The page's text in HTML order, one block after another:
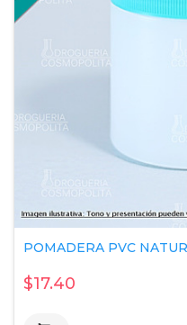
POMADERA PVC
$17.40